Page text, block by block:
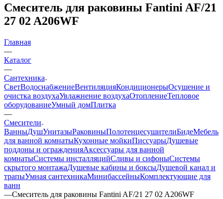
Смеситель для раковины Fantini AF/21
27 02 A206WF
Главная
—
Каталог
—
Сантехника
СветВодоснабжениеВентиляцияКондиционерыОсушение и
очистка воздухаУвлажнение воздухаОтоплениеТепловое
оборудованиеУмный домПлитка
—
Смесители
ВанныДушУнитазыРаковиныПолотенцесушителиБидеМебель
для ванной комнатыКухонные мойкиПиссуарыДушевые
поддоны и огражденияАксессуары для ванной
комнатыСистемы инсталляцийСливы и сифоныСистемы
скрытого монтажаДушевые кабины и боксыДушевой канал и
трапыУмная сантехникаМинибассейныКомплектующие для
ванн
—Смеситель для раковины Fantini AF/21 27 02 A206WF